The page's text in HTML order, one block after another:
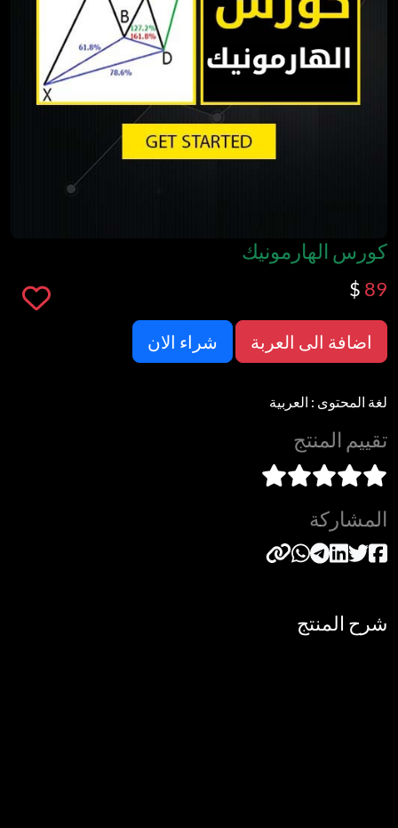
كورس الهارمونيك
89
$
اضافة الى العربة شراء الان
لغة المحتوى : العربية
تقييم المنتج
المشاركة
شرح المنتج